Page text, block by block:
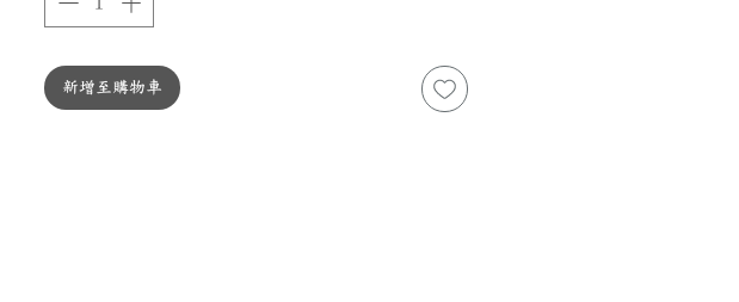
新增至購物車